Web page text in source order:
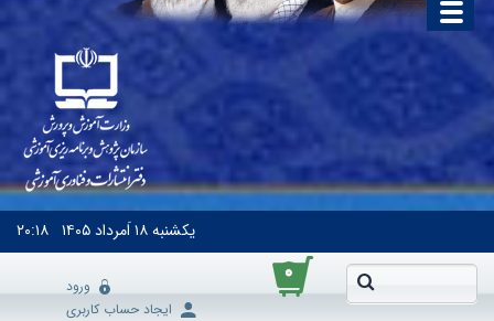
یکشنبه۱۸ اَمرداد ۱۴۰۵ ۲۰:۱۸
۰
ورود
ایجاد حساب کاربری